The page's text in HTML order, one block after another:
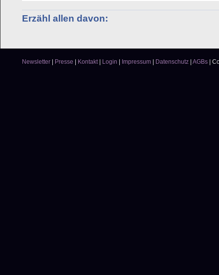
Erzähl allen davon:
Newsletter | Presse | Kontakt | Login | Impressum | Datenschutz | AGBs |